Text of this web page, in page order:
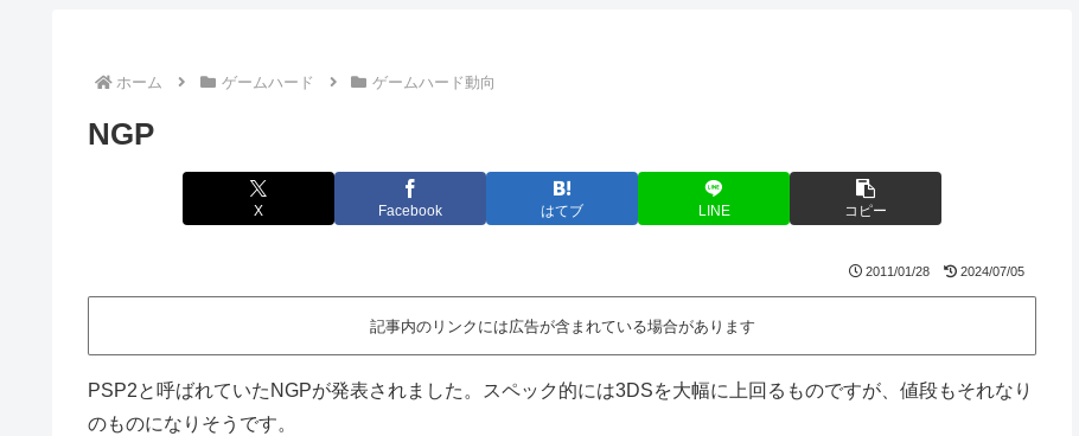
ホーム ゲームハード ゲームハード動向
NGP
X Facebook はてブ LINE コピー
2011/01/28 2024/07/05
記事内のリンクには広告が含まれている場合があります
PSP2と呼ばれていたNGPが発表されました。スペック的には3DSを大幅に上回るものですが、値段もそれなり
のものになりそうです。